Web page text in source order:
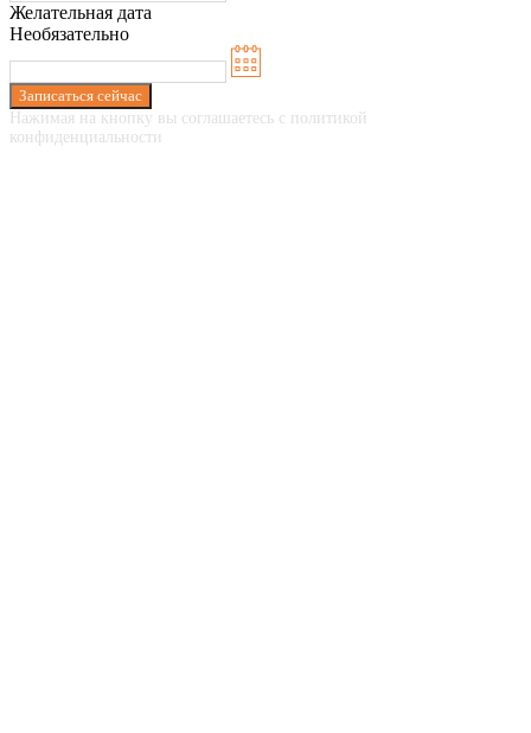
Желательная дата
Необязательно
Записаться сейчас
Нажимая на кнопку вы соглашаетесь с политикой
конфиденциальности